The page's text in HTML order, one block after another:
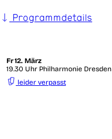
Programmdetails
Fr12. März
19.30 Uhr Philharmonie Dresden
leider verpasst